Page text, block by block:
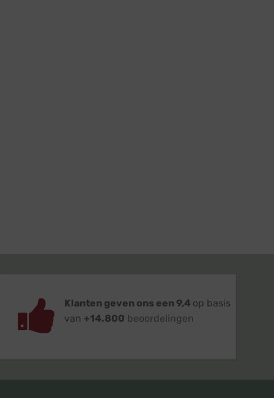
Klanten geven ons een 9,4 op basis
van +14.800 beoordelingen